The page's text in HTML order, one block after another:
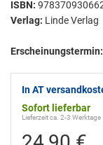
ISBN:
Verlag: Linde Verlag
Erscheinungstermin:
In AT
Sofort lieferbar
Lieferzeit ca. 2-3 Werktage